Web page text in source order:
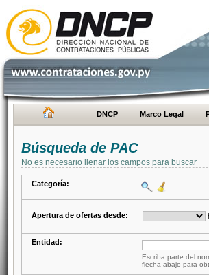
DNCP Marco Legal
Búsqueda de PAC
No es necesario llenar los campos para buscar
Categoría:
Apertura de ofertas desde:
Entidad:
Escriba parte del
flecha abajo para